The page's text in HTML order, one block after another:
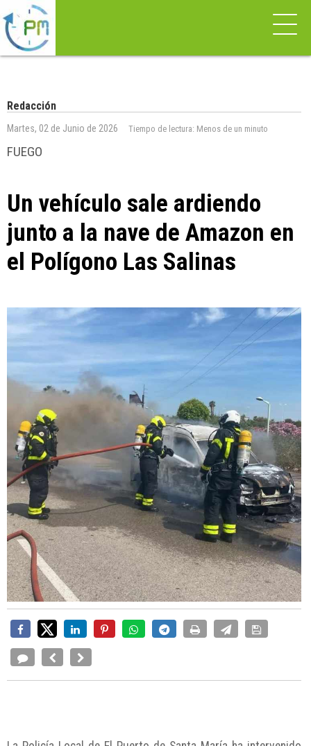
Redacción
Martes, 02 de Junio de 2026 Tiempo de lectura: Menos de un minuto
FUEGO
Un vehículo sale ardiendo
junto a la nave de Amazon en
el Polígono Las Salinas